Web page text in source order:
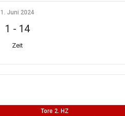
1. Juni 2024
1 - 14
Zeit
Tore 2. HZ